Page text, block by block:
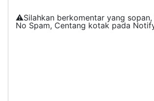
⚠️Silahkan berkomentar yang
No Spam, Centang kotak pada